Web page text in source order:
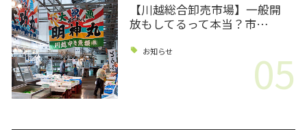
【川越総合卸売市場】一般開
放もしてるって本当？市…
お知らせ 05